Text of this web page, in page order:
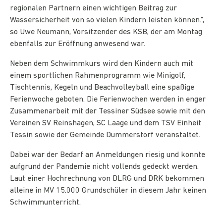
regionalen Partnern einen wichtigen Beitrag zur
Wassersicherheit von so vielen Kindern leisten können.“,
so Uwe Neumann, Vorsitzender des KSB, der am Montag
ebenfalls zur Eröffnung anwesend war.
Neben dem Schwimmkurs wird den Kindern auch mit
einem sportlichen Rahmenprogramm wie Minigolf,
Tischtennis, Kegeln und Beachvolleyball eine spaßige
Ferienwoche geboten. Die Ferienwochen werden in enger
Zusammenarbeit mit der Tessiner Südsee sowie mit den
Vereinen SV Reinshagen, SC Laage und dem TSV Einheit
Tessin sowie der Gemeinde Dummerstorf veranstaltet.
Dabei war der Bedarf an Anmeldungen riesig und konnte
aufgrund der Pandemie nicht vollends gedeckt werden.
Laut einer Hochrechnung von DLRG und DRK bekommen
alleine in MV 15.000 Grundschüler in diesem Jahr keinen
Schwimmunterricht.